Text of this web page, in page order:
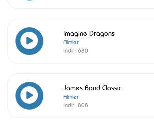
Imagine Dragons
Filmler
İndir: 680
James Bond Classic
Filmler
İndir: 808